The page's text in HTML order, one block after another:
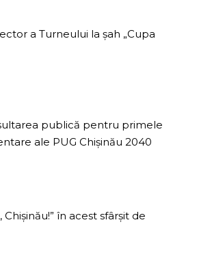
a Turneului la șah „Cupa
publică pentru primele
ale PUG Chișinău 2040
Chișinău!” în acest sfârșit de